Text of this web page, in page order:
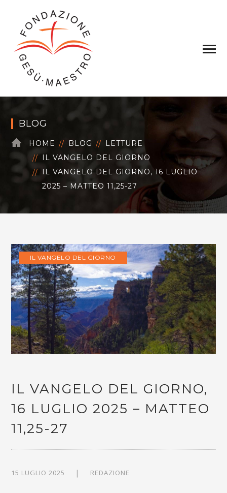
BLOG
HOME BLOG
LETTURE
IL VANGELO DEL GIORNO
IL VANGELO DEL GIORNO, 16 LUGLIO
2025 – MATTEO 11,25-27
IL VANGELO DEL GIORNO
IL VANGELO DEL GIORNO,
16 LUGLIO 2025 – MATTEO
11,25-27
15 LUGLIO 2025 REDAZIONE